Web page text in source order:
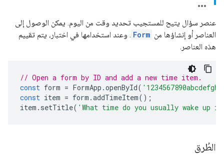
عنصر سؤال يتيح للمستجيب تحديد وقت من اليوم. يمكن الوصول إلى
العناصر أو إنشاؤها من Form . وعند استخدامها في اختبار، يتم تقييم
هذه العناصر.
// Open a form by ID and add a new time item.
const form = FormApp .openById(
const item = form .addTimeItem();
item . setTitle( 'What time do you usually wake up
الطُرق